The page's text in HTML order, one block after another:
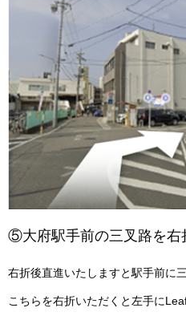
⑤大府駅手前の三叉路を右
右折後直進いたしますと駅手前に
こちらを右折いただくと左手に